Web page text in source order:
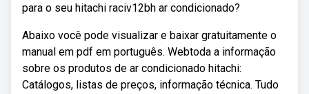
para o seu hitachi raciv12bh ar condicionado?
Abaixo você pode visualizar e baixar gratuitamente o
manual em pdf em português. Webtoda a informação
sobre os produtos de ar condicionado hitachi:
Catálogos, listas de preços, informação técnica. Tudo